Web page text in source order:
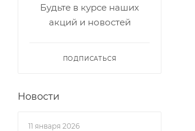
Будьте в курсе наших
акций и новостей
ПОДПИСАТЬСЯ
Новости
11 января 2026